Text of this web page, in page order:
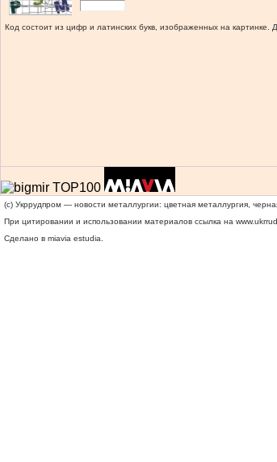
Код состоит из цифр и латинских букв, изображенных на картинке.
(c) Укррудпром — новости металлургии: цветная металлургия,
При цитировании и использовании материалов ссылка на
Сделано в miavia estudia.